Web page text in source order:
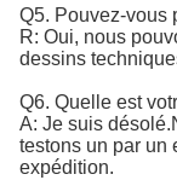
Q5. Pouvez-vous
R: Oui, nous
dessins
Q6. Quelle est
A: Je suis désolé.
testons un par un
expédition.